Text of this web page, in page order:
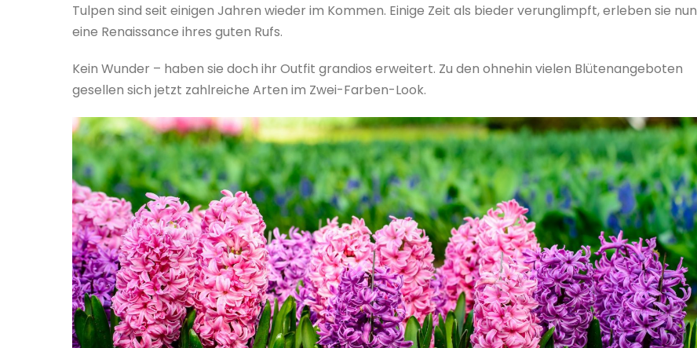
Tulpen sind seit einigen Jahren wieder im Kommen. Einige Zeit als bieder verunglimpft, erleben sie nun
eine Renaissance ihres guten Rufs.
Kein Wunder – haben sie doch ihr Outfit grandios erweitert. Zu den ohnehin vielen Blütenangeboten
gesellen sich jetzt zahlreiche Arten im Zwei-Farben-Look.